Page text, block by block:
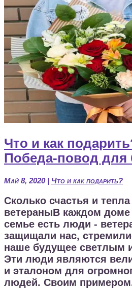
Что и как
Победа-повод для
Май 8, 2020| Что и как подарить?
Сколько счастья и
ветераныВ каждом доме
семье есть люди -
защищали нас,
наше будущее светлым
Эти люди являются
и эталоном для
людей. Своим